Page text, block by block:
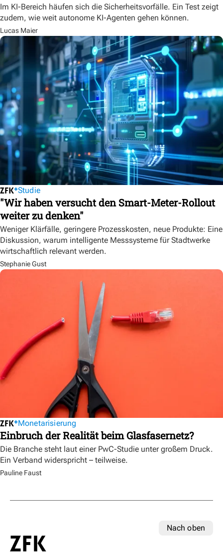
Im KI-Bereich häufen sich die Sicherheitsvorfälle. Ein Test zeigt
zudem, wie weit autonome KI-Agenten gehen können.
Lucas Maier
Studie
"Wir haben versucht den Smart-Meter-Rollout
weiter zu denken"
Weniger Klärfälle, geringere Prozesskosten, neue Produkte: Eine
Diskussion, warum intelligente Messsysteme für Stadtwerke
wirtschaftlich relevant werden.
Stephanie Gust
Monetarisierung
Einbruch der Realität beim Glasfasernetz?
Die Branche steht laut einer PwC-Studie unter großem Druck.
Ein Verband widerspricht – teilweise.
Pauline Faust
Nach oben